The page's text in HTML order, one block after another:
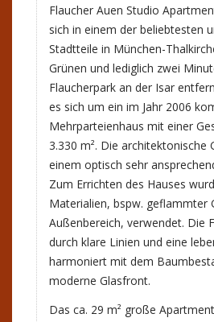
Flaucher Auen Studio
sich in einem der beliebtesten
Stadtteile in München-
Grünen und lediglich zwei
Flaucherpark an der Isar
es sich um ein im Jahr 2006
Mehrparteienhaus mit einer
3.330 m². Die architektonische
einem optisch sehr
Zum Errichten des Hauses
Materialien, bspw. geflammter
Außenbereich, verwendet. Die
durch klare Linien und eine
harmoniert mit dem
moderne Glasfront.
Das ca. 29 m² große